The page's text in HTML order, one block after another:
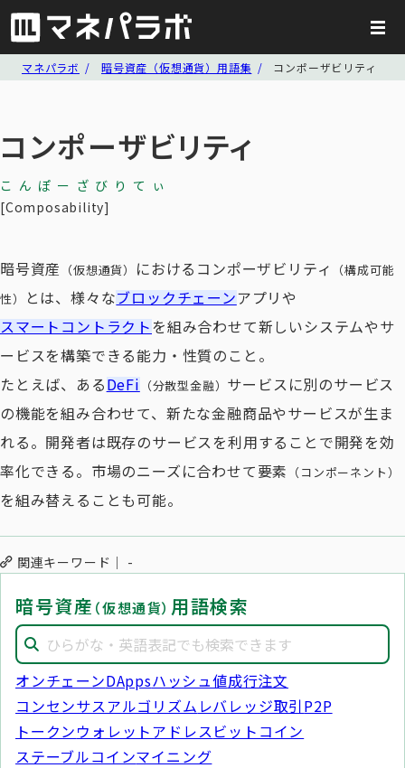
マネパラボ 暗号資産（仮想通貨）用語集 コンポーザビリティ
コンポーザビリティ
こんぽーざびりてぃ
Composability
暗号資産 （仮想通貨） におけるコンポーザビリティ
（構成可能
性）
とは、様々なブロックチェーンアプリや
スマートコントラクトを組み合わせて新しいシステムやサ
ービスを構築できる能力・性質のこと。
たとえば、あるDeFi （分散型金融） サービスに別のサービス
の機能を組み合わせて、新たな金融商品やサービスが生ま
れる。開発者は既存のサービスを利用することで開発を効
率化できる。市場のニーズに合わせて要素 （コンポーネント）
を組み替えることも可能。
関連キーワード -
暗号資産 （仮想通貨） 用語検索
オンチェーンDAppsハッシュ値成行注文
コンセンサスアルゴリズム レバレッジ取引P2P
トークンウォレットアドレスビットコイン
ステーブルコインマイニング